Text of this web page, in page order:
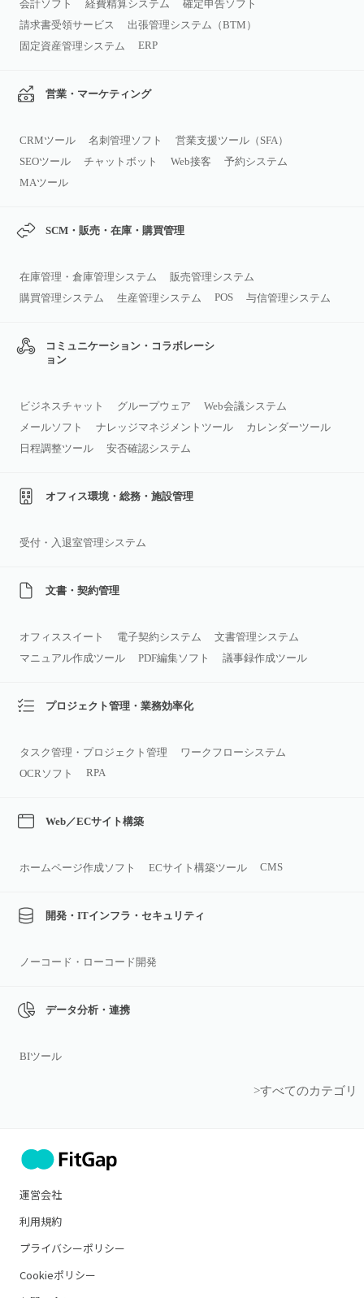
会計ソフト 経費精算システム
確定申告ソフト
請求書受領サービス
出張管理システム（BTM）
固定資産管理システム
ERP
営業・マーケティング
CRMツール 名刺管理ソフト
営業支援ツール（SFA）
SEOツール
チャットボット Web接客
予約システム
MAツール
SCM・販売・在庫・購買管理
在庫管理・倉庫管理システム
販売管理システム
購買管理システム
生産管理システム POS 与信管理システム
コミュニケーション・コラボレーシ
ョン
ビジネスチャット グループウェア
Web会議システム
メールソフト
ナレッジマネジメントツール
カレンダーツール
日程調整ツール
安否確認システム
オフィス環境・総務・施設管理
受付・入退室管理システム
文書・契約管理
オフィススイート 電子契約システム
文書管理システム
マニュアル作成ツール
PDF編集ソフト 議事録作成ツール
プロジェクト管理・業務効率化
タスク管理・プロジェクト管理
ワークフローシステム
OCRソフト
RPA
Web／ECサイト構築
ホームページ作成ソフト ECサイト構築ツール CMS
開発・ITインフラ・セキュリティ
ノーコード・ローコード開発
データ分析・連携
BIツール
>すべてのカテゴリ
運営会社
利用規約
プライバシーポリシー
Cookieポリシー